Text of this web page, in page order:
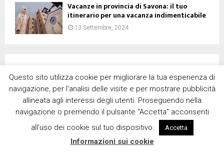
Vacanze in provincia di Savona: il tuo
itinerario per una vacanza indimenticabile
13 Settembre, 2024
Questo sito utilizza cookie per migliorare la tua esperienza di
navigazione, per l'analisi delle visite e per mostrare pubblicità
allineata agli interessi degli utenti. Proseguendo nella
navigazione o premendo il pulsante "Accetta" acconsenti
all'uso dei cookie sul tuo dispositivo.
Accetta
Informazioni sui cookie